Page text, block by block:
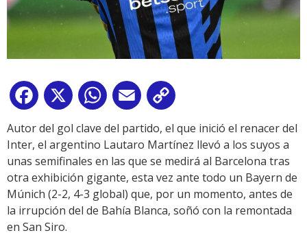
Facebook
X WhatsApp
Email
Link
Autor del gol clave del partido, el que inició el renacer del
Inter, el argentino Lautaro Martínez llevó a los suyos a
unas semifinales en las que se medirá al Barcelona tras
otra exhibición gigante, esta vez ante todo un Bayern de
Múnich (2-2, 4-3 global) que, por un momento, antes de
la irrupción del de Bahía Blanca, soñó con la remontada
en San Siro.